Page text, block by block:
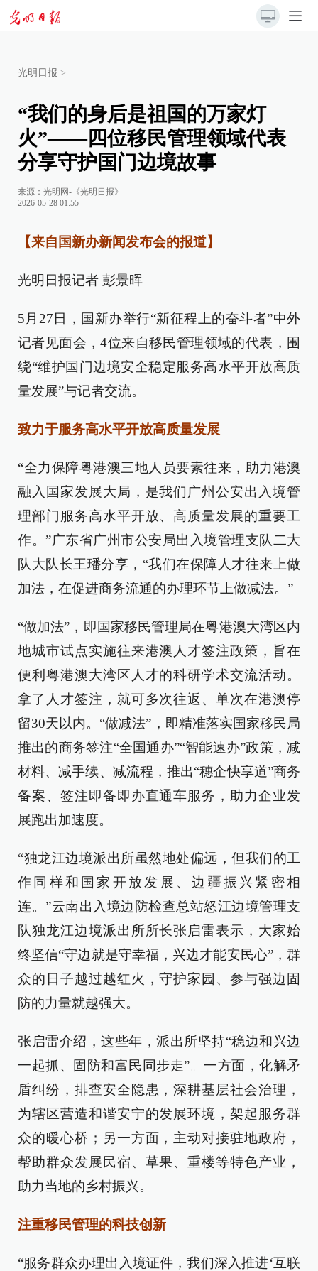
光明日报 >
“我们的身后是祖国的万家灯
火”——四位移民管理领域代表
分享守护国门边境故事
来源： 光明网-《光明日报》
2026-05-28 01:55
【来自国新办新闻发布会的报道】
光明日报记者 彭景晖
5月27日，国新办举行“新征程上的奋斗者”中外
记者见面会，4位来自移民管理领域的代表，围
绕“维护国门边境安全稳定服务高水平开放高质
量发展”与记者交流。
致力于服务高水平开放高质量发展
“全力保障粤港澳三地人员要素往来，助力港澳
融入国家发展大局，是我们广州公安出入境管
理部门服务高水平开放、高质量发展的重要工
作。”广东省广州市公安局出入境管理支队二大
队大队长王璠分享，“我们在保障人才往来上做
加法，在促进商务流通的办理环节上做减法。”
“做加法”，即国家移民管理局在粤港澳大湾区内
地城市试点实施往来港澳人才签注政策，旨在
便利粤港澳大湾区人才的科研学术交流活动。
拿了人才签注，就可多次往返、单次在港澳停
留30天以内。“做减法”，即精准落实国家移民局
推出的商务签注“全国通办”“智能速办”政策，减
材料、减手续、减流程，推出“穗企快享道”商务
备案、签注即备即办直通车服务，助力企业发
展跑出加速度。
“独龙江边境派出所虽然地处偏远，但我们的工
作同样和国家开放发展、边疆振兴紧密相
连。”云南出入境边防检查总站怒江边境管理支
队独龙江边境派出所所长张启雷表示，大家始
终坚信“守边就是守幸福，兴边才能安民心”，群
众的日子越过越红火，守护家园、参与强边固
防的力量就越强大。
张启雷介绍，这些年，派出所坚持“稳边和兴边
一起抓、固防和富民同步走”。一方面，化解矛
盾纠纷，排查安全隐患，深耕基层社会治理，
为辖区营造和谐安宁的发展环境，架起服务群
众的暖心桥；另一方面，主动对接驻地政府，
帮助群众发展民宿、草果、重楼等特色产业，
助力当地的乡村振兴。
注重移民管理的科技创新
“服务群众办理出入境证件，我们深入推进‘互联